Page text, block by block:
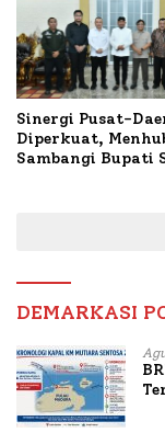
Sinergi Pusat-
Diperkuat,
Sambangi Bupati
DEMARKASI